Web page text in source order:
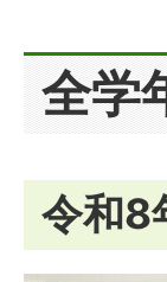
全学
令和8